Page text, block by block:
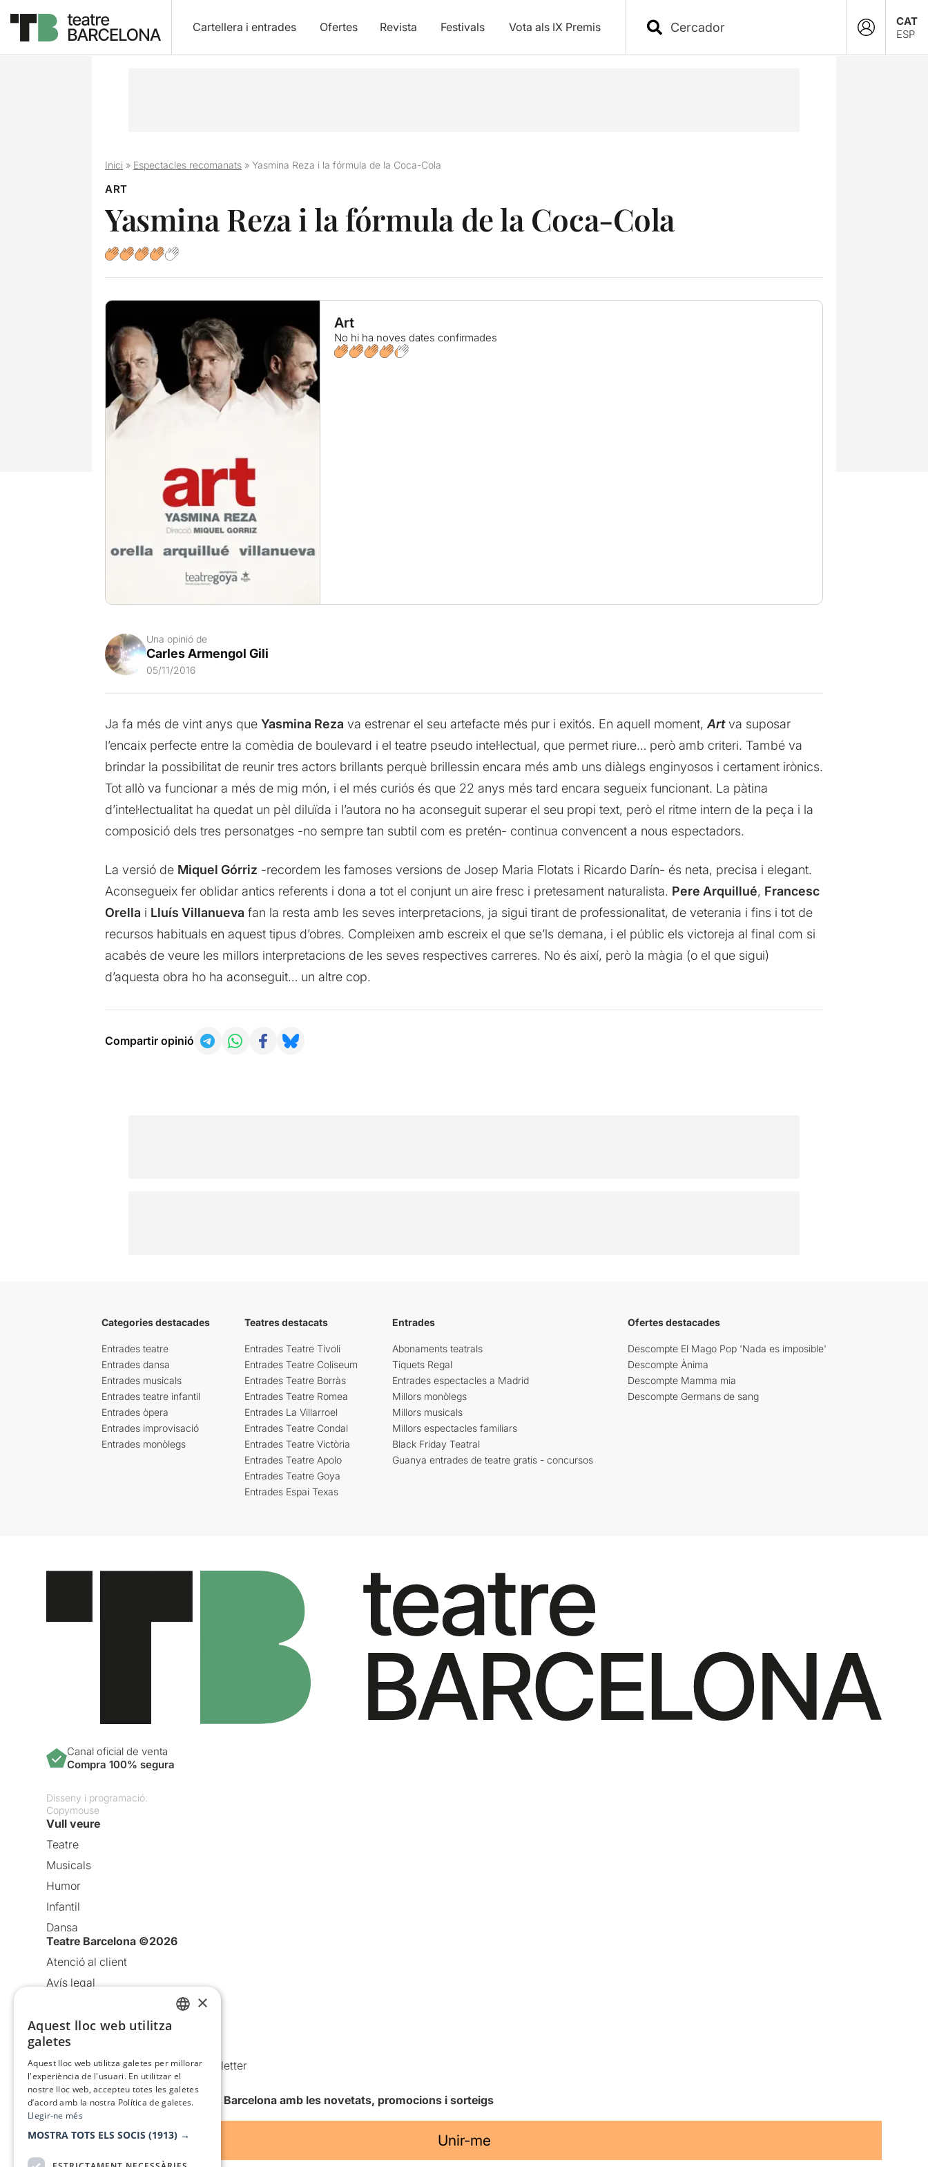
Cartellera i entrades Ofertes Revista Festivals Vota als IX Premis
CAT
ESP
Inici» Espectacles recomanats» Yasmina Reza i la fórmula de la Coca-Cola
ART
Yasmina Reza i la fórmula de la Coca-Cola
Art
No hi ha noves dates confirmades
Una opinió de
Carles Armengol Gili
05/11/2016
Ja fa més de vint anys que Yasmina Reza va estrenar el seu artefacte més pur i exitós. En aquell moment, Artva suposar
l’encaix perfecte entre la comèdia de boulevard i el teatre pseudo intel·lectual, que permet riure… però amb criteri. També va
brindar la possibilitat de reunir tres actors brillants perquè brillessin encara més amb uns diàlegs enginyosos i certament irònics.
Tot allò va funcionar a més de mig món, i el més curiós és que 22 anys més tard encara segueix funcionant. La pàtina
d’intel·lectualitat ha quedat un pèl diluïda i l’autora no ha aconseguit superar el seu propi text, però el ritme intern de la peça i la
composició dels tres personatges -no sempre tan subtil com es pretén- continua convencent a nous espectadors.
La versió de Miquel Górriz -recordem les famoses versions de Josep Maria Flotats i Ricardo Darín- és neta, precisa i elegant.
Aconsegueix fer oblidar antics referents i dona a tot el conjunt un aire fresc i pretesament naturalista. Pere Arquillué, Francesc
Orella i Lluís Villanueva fan la resta amb les seves interpretacions, ja sigui tirant de professionalitat, de veterania i fins i tot de
recursos habituals en aquest tipus d’obres. Compleixen amb escreix el que se’ls demana, i el públic els victoreja al final com si
acabés de veure les millors interpretacions de les seves respectives carreres. No és així, però la màgia (o el que sigui)
d’aquesta obra ho ha aconseguit… un altre cop.
Compartir opinió
Categories destacades
Entrades teatre
Entrades dansa
Entrades musicals
Entrades teatre infantil
Entrades òpera
Entrades improvisació
Entrades monòlegs
Teatres destacats
Entrades Teatre Tívoli
Entrades Teatre Coliseum
Entrades Teatre Borràs
Entrades Teatre Romea
Entrades La Villarroel
Entrades Teatre Condal
Entrades Teatre Victòria
Entrades Teatre Apolo
Entrades Teatre Goya
Entrades Espai Texas
Entrades
Abonaments teatrals
Tiquets Regal
Entrades espectacles a Madrid
Millors monòlegs
Millors musicals
Millors espectacles familiars
Black Friday Teatral
Guanya entrades de teatre gratis - concursos
Ofertes destacades
Descompte El Mago Pop 'Nada es imposible'
Descompte Ànima
Descompte Mamma mia
Descompte Germans de sang
Canal oficial de venta
Compra 100% segura
Disseny i programació:
Copymouse
Vull veure
Teatre
Musicals
Humor
Infantil
Dansa
Teatre Barcelona ©2026
Atenció al client
Avís legal
Política de cookies
Condicions d’ús
Comunicacions comercials i Newsletter
Anuncia’t
Vull rebre la newsletter de Teatre Barcelona amb les novetats, promocions i sorteigs
Unir-me
×
Aquest lloc web utilitza
galetes
Aquest lloc web utilitza galetes per millorar
l'experiència de l'usuari. En utilitzar el
nostre lloc web, accepteu totes les galetes
d’acord amb la nostra Política de galetes.
Llegir-ne més
MOSTRA TOTS ELS SOCIS (1913) →